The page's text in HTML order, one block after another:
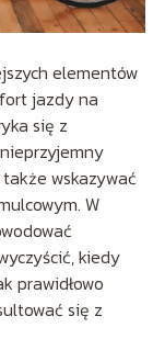
elementów
jazdy na
się z
wskazywać
W
kiedy
prawidłowo
się z